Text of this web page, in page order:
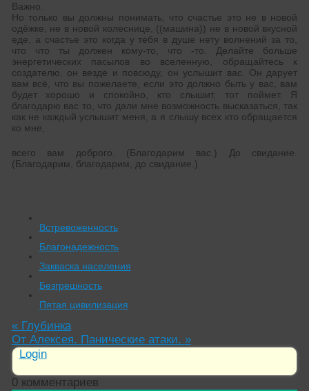
Важно.
Но только вы должны понимать, что счастье это не в новой
одёжке, не в новой колеснице, ((машина)) не в новой вкусной
еде, а счастье это когда у тебя в душе нету волнений за то,
что что ты должен кому-то, что -то. Делайте больше
энергетических пасылов во вселенную, обращайтесь к
создателю, он везде и повсюду, он услышит вас. Он дарует
вам всё, что вы пожелаете, если это должно быть у вас, вам
будет хорошо и спокойно, кто слышит, тот поймет. Я
благодарю вас то, что дали мне возможность высказаться, так
как не каждый услышит меня, а я слышу всех кто обращается
ко мне,
всего вам доброго. (Благодарим вас.) До свидание.
(Благодарим, благодарим, до свидание.)
Встревоженность
Благонадежность
Закваска населения
Безгрешность
Пятая цивилизация
«Глубинка
От Алексея. Панические атаки. »
Login
0комментариев